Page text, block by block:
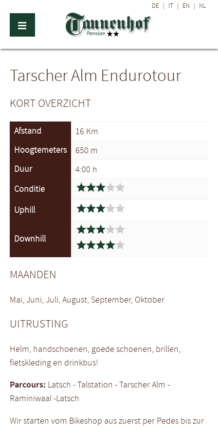
DE | IT | EN | NL
Tarscher Alm Endurotour
KORT OVERZICHT
Afstand
16 Km
Hoogtemeters
650 m
Duur
4:00 h
Conditie

Uphill 
Downhill


MAANDEN
Mai, Juni, Juli, August, September, Oktober
UITRUSTING
Helm, handschoenen, goede schoenen, brillen,
fietskleding en drinkbus!
Parcours: Latsch - Talstation - Tarscher Alm -
Raminiwaal -Latsch
Wir starten vom Bikeshop aus zuerst per Pedes bis zur